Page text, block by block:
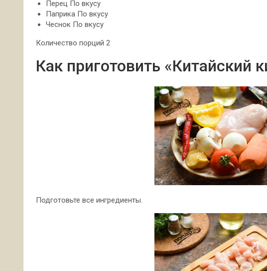
Перец По вкусу
Паприка По вкусу
Чеснок По вкусу
Количество порций 2
Как приготовить «Китайский
Подготовьте все ингредиенты.